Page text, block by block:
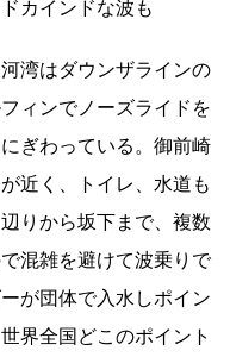
カインドな波も
湾はダウンザラインの
ィンでノーズライドを
ぎわっている。御前崎
近く、トイレ、水道も
りから坂下まで、複数
混雑を避けて波乗りで
が団体で入水しポイン
界全国どこのポイント